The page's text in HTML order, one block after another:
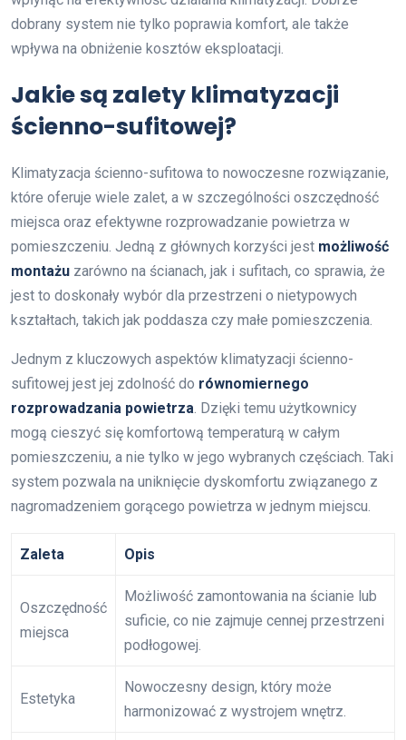
dobrany system nie tylko poprawia komfort, ale także
wpływa na obniżenie kosztów eksploatacji.
Jakie są zalety klimatyzacji
ścienno-sufitowej?
Klimatyzacja ścienno-sufitowa to nowoczesne rozwiązanie,
które oferuje wiele zalet, a w szczególności oszczędność
miejsca oraz efektywne rozprowadzanie powietrza w
pomieszczeniu. Jedną z głównych korzyści jest możliwość
montażu zarówno na ścianach, jak i sufitach, co sprawia, że
jest to doskonały wybór dla przestrzeni o nietypowych
kształtach, takich jak poddasza czy małe pomieszczenia.
Jednym z kluczowych aspektów klimatyzacji ścienno-
sufitowej jest jej zdolność do równomiernego
rozprowadzania powietrza. Dzięki temu użytkownicy
mogą cieszyć się komfortową temperaturą w całym
pomieszczeniu, a nie tylko w jego wybranych częściach. Taki
system pozwala na uniknięcie dyskomfortu związanego z
nagromadzeniem gorącego powietrza w jednym miejscu.
Zaleta Opis
Oszczędność
miejsca
Możliwość zamontowania na ścianie lub
suficie, co nie zajmuje cennej przestrzeni
podłogowej.
Estetyka
Nowoczesny design, który może
harmonizować z wystrojem wnętrz.